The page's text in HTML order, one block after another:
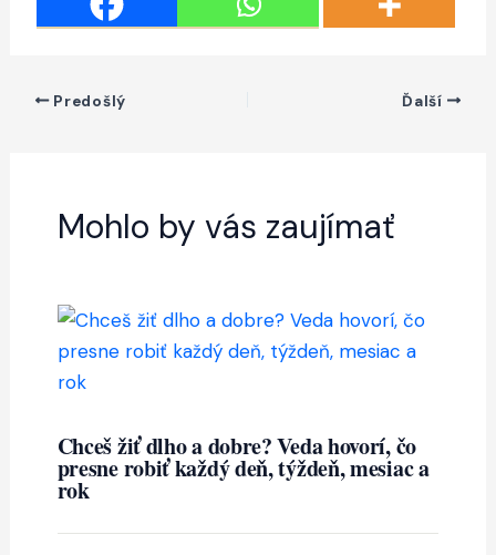
Predošlý Ďalší
Mohlo by vás zaujímať
Chceš žiť dlho a dobre? Veda hovorí, čo
presne robiť každý deň, týždeň, mesiac a
rok